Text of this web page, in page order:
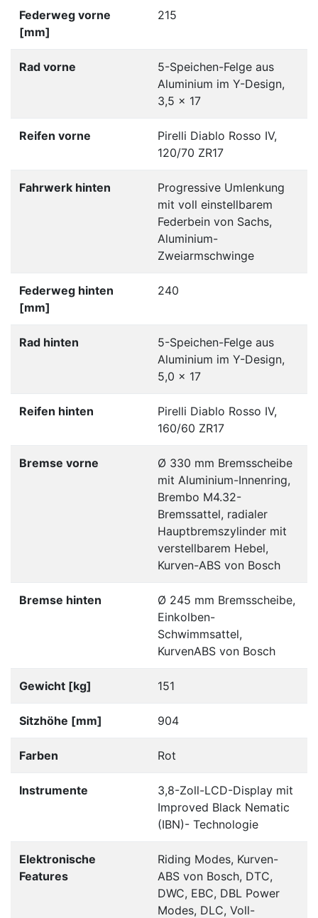
Federweg vorne
[mm]
215
Rad vorne
5-Speichen-Felge aus
Aluminium im Y-Design,
3,5 x 17
Reifen vorne
Pirelli Diablo Rosso IV,
120/70 ZR17
Fahrwerk hinten
Progressive Umlenkung
mit voll einstellbarem
Federbein von Sachs,
Aluminium-
Zweiarmschwinge
Federweg hinten
[mm]
240
Rad hinten
5-Speichen-Felge aus
Aluminium im Y-Design,
5,0 x 17
Reifen hinten
Pirelli Diablo Rosso IV,
160/60 ZR17
Bremse vorne
Ø 330 mm Bremsscheibe
mit Aluminium-Innenring,
Brembo M4.32-
Bremssattel, radialer
Hauptbremszylinder mit
verstellbarem Hebel,
Kurven-ABS von Bosch
Bremse hinten
Ø 245 mm Bremsscheibe,
Einkolben-
Schwimmsattel,
KurvenABS von Bosch
Gewicht [kg] 151
Sitzhöhe [mm] 904
Farben Rot
Instrumente
3,8-Zoll-LCD-Display mit
Improved Black Nematic
(IBN)- Technologie
Elektronische
Features
Riding Modes, Kurven-
ABS von Bosch, DTC,
DWC, EBC, DBL Power
Modes, DLC, Voll-